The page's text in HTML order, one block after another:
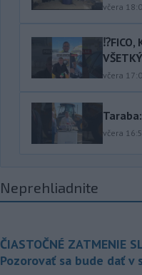
včera
⁉️FICO,
včera
včera
Neprehliadnite
ČIASTOČNÉ ZATMENIE
Pozorovať sa bude dať v